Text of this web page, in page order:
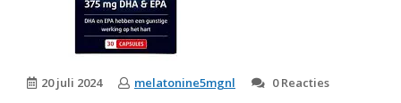
20 juli 2024 melatonine5mgnl 0 Reacties